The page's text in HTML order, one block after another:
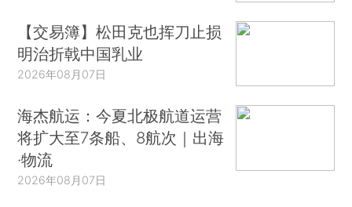
【交易簿】松田克也挥刀止损
明治折戟中国乳业
2026年08月07日
海杰航运：今夏北极航道运营
将扩大至7条船、8航次｜出海
·物流
2026年08月07日